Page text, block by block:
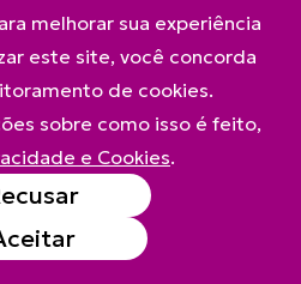
melhorar sua experiência
este site, você concorda
de cookies.
sobre como isso é feito,
e Cookies.